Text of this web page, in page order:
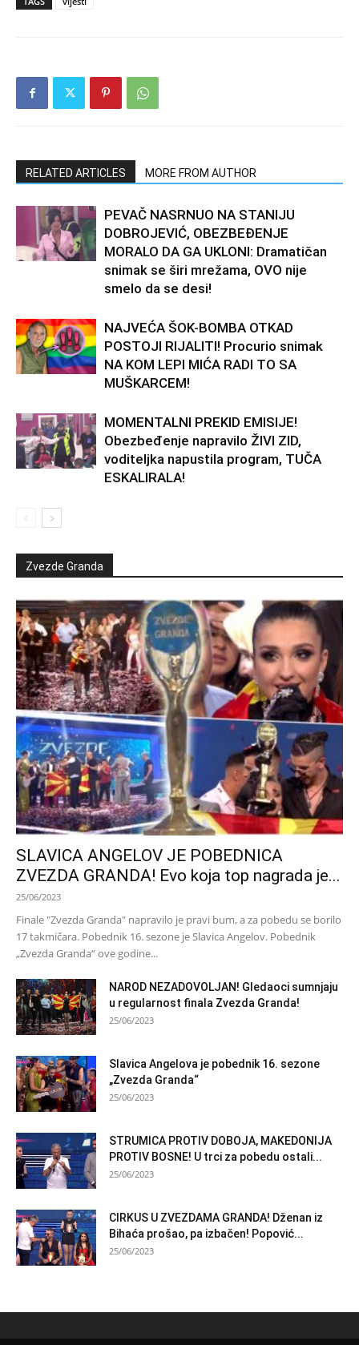
RELATED ARTICLES MORE FROM AUTHOR
PEVAČ NASRNUO NA STANIJU
DOBROJEVIĆ, OBEZBEĐENJE
MORALO DA GA UKLONI: Dramatičan
snimak se širi mrežama, OVO nije
smelo da se desi!
NAJVEĆA ŠOK-BOMBA OTKAD
POSTOJI RIJALITI! Procurio snimak
NA KOM LEPI MIĆA RADI TO SA
MUŠKARCEM!
MOMENTALNI PREKID EMISIJE!
Obezbeđenje napravilo ŽIVI ZID,
voditeljka napustila program, TUČA
ESKALIRALA!
Zvezde Granda
SLAVICA ANGELOV JE POBEDNICA
ZVEZDA GRANDA! Evo koja top nagrada je...
25/06/2023
Finale "Zvezda Granda" napravilo je pravi bum, a za pobedu se borilo
17 takmičara. Pobednik 16. sezone je Slavica Angelov. Pobednik
„Zvezda Granda“ ove godine...
NAROD NEZADOVOLJAN! Gledaoci sumnjaju
u regularnost finala Zvezda Granda!
25/06/2023
Slavica Angelova je pobednik 16. sezone
„Zvezda Granda“
25/06/2023
STRUMICA PROTIV DOBOJA, MAKEDONIJA
PROTIV BOSNE! U trci za pobedu ostali...
25/06/2023
CIRKUS U ZVEZDAMA GRANDA! Dženan iz
Bihaća prošao, pa izbačen! Popović...
25/06/2023